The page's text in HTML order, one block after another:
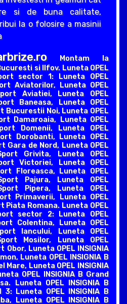
si de buna calitate,
la o folosire a masinii
Montam la
si Ilfov. Luneta OPEL
sector 1: Luneta OPEL
Aviatorilor, Luneta OPEL
Aviatiei, Luneta OPEL
Baneasa, Luneta OPEL
Bucurestii Noi, Luneta OPEL
Damaroaia, Luneta OPEL
Domenii, Luneta OPEL
Dorobanti, Luneta OPEL
Gara de Nord, Luneta OPEL
Grivita, Luneta OPEL
Victoriei, Luneta OPEL
Floreasca, Luneta OPEL
Pajura, Luneta OPEL
Pipera, Luneta OPEL
Primaverii, Luneta OPEL
Piata Romana. Luneta OPEL
sector 2: Luneta OPEL
Colentina, Luneta OPEL
Iancului, Luneta OPEL
Mosilor, Luneta OPEL
Obor, Luneta OPEL INSIGNIA
Luneta OPEL INSIGNIA B
Luneta OPEL INSIGNIA
OPEL INSIGNIA B Grand
Luneta OPEL INSIGNIA B
Luneta OPEL INSIGNIA B
Luneta OPEL INSIGNIA B